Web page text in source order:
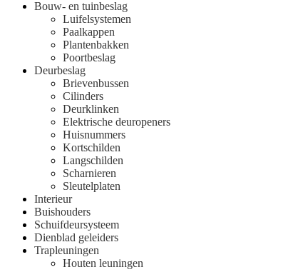
Bouw- en tuinbeslag
Luifelsystemen
Paalkappen
Plantenbakken
Poortbeslag
Deurbeslag
Brievenbussen
Cilinders
Deurklinken
Elektrische deuropeners
Huisnummers
Kortschilden
Langschilden
Scharnieren
Sleutelplaten
Interieur
Buishouders
Schuifdeursysteem
Dienblad geleiders
Trapleuningen
Houten leuningen